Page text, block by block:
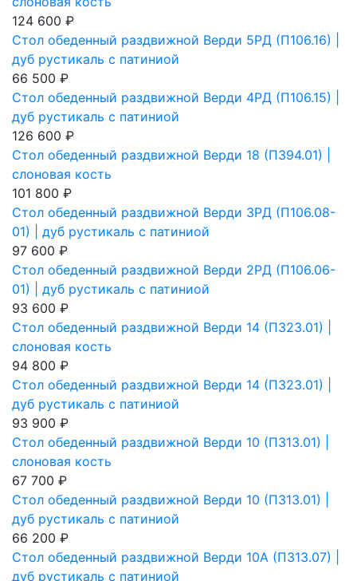
124 600 ₽
Стол обеденный раздвижной Верди 5РД (П106.16) |
дуб рустикаль с патиниой
66 500 ₽
Стол обеденный раздвижной Верди 4РД (П106.15) |
дуб рустикаль с патиниой
126 600 ₽
Стол обеденный раздвижной Верди 18 (П394.01) |
слоновая кость
101 800 ₽
Стол обеденный раздвижной Верди 3РД (П106.08-
01) | дуб рустикаль с патиниой
97 600 ₽
Стол обеденный раздвижной Верди 2РД (П106.06-
01) | дуб рустикаль с патиниой
93 600 ₽
Стол обеденный раздвижной Верди 14 (П323.01) |
слоновая кость
94 800 ₽
Стол обеденный раздвижной Верди 14 (П323.01) |
дуб рустикаль с патиниой
93 900 ₽
Стол обеденный раздвижной Верди 10 (П313.01) |
слоновая кость
67 700 ₽
Стол обеденный раздвижной Верди 10 (П313.01) |
дуб рустикаль с патиниой
66 200 ₽
Стол обеденный раздвижной Верди 10А (П313.07) |
дуб рустикаль с патиниой